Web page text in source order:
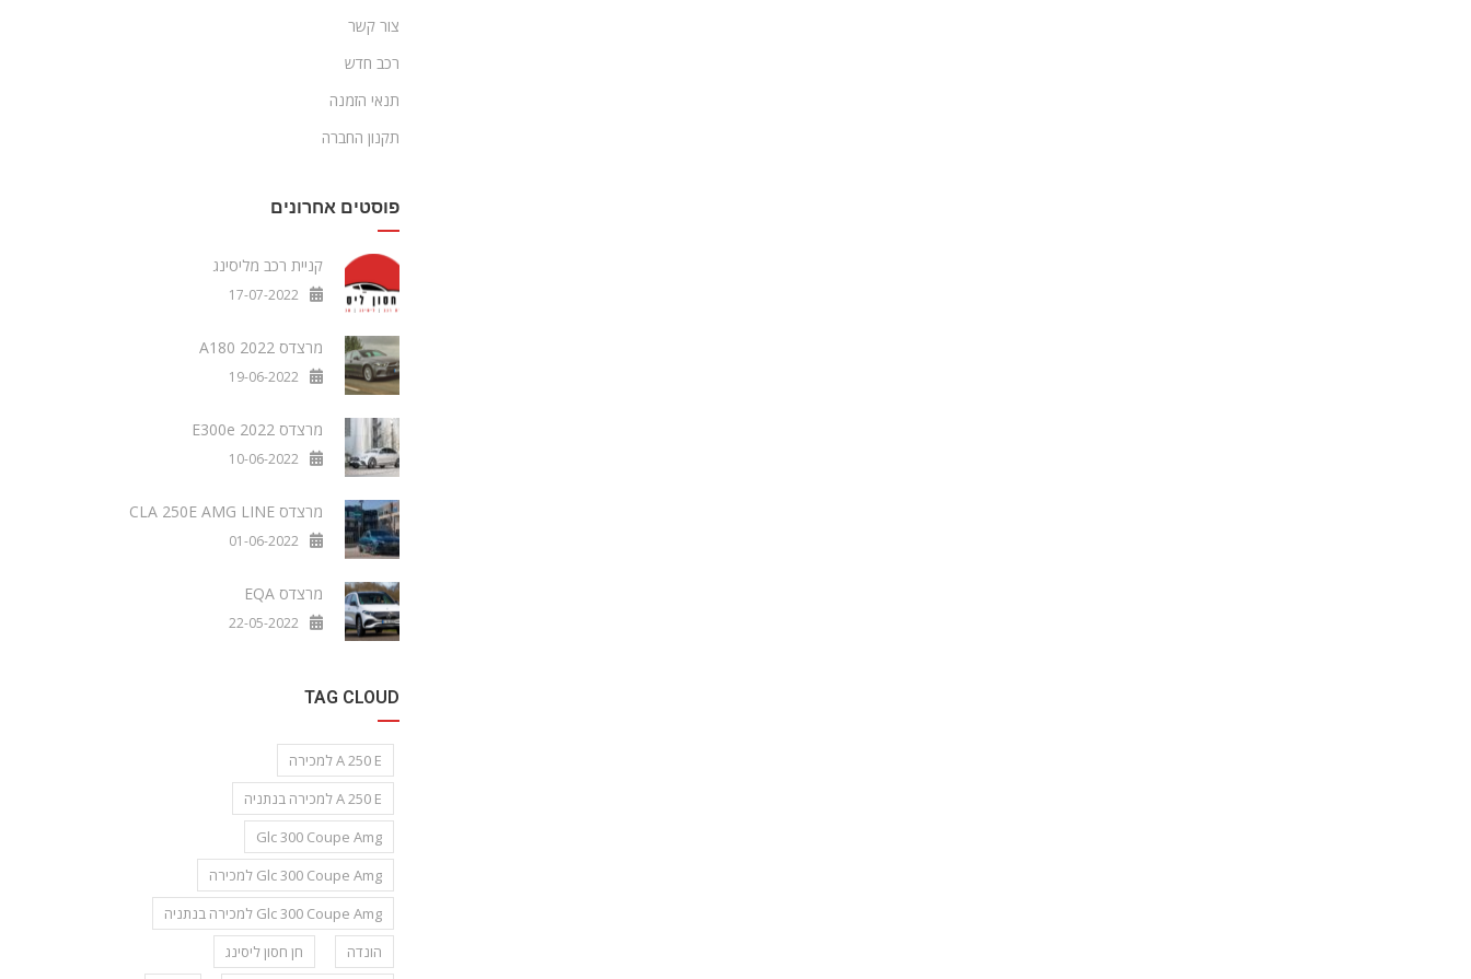
צור קשר
רכב חדש
תנאי הזמנה
תקנון החברה
פוסטים אחרונים
קניית רכב מליסינג
17-07-2022
מרצדס A180 2022
19-06-2022
מרצדס E300e 2022
10-06-2022
מרצדס CLA 250E AMG LINE
01-06-2022
מרצדס EQA
22-05-2022
TAG CLOUD
A 250 E למכירה
A 250 E למכירה בנתניה
Glc 300 Coupe Amg
Glc 300 Coupe Amg למכירה
Glc 300 Coupe Amg למכירה בנתניה
הונדה
חן חסון ליסינג